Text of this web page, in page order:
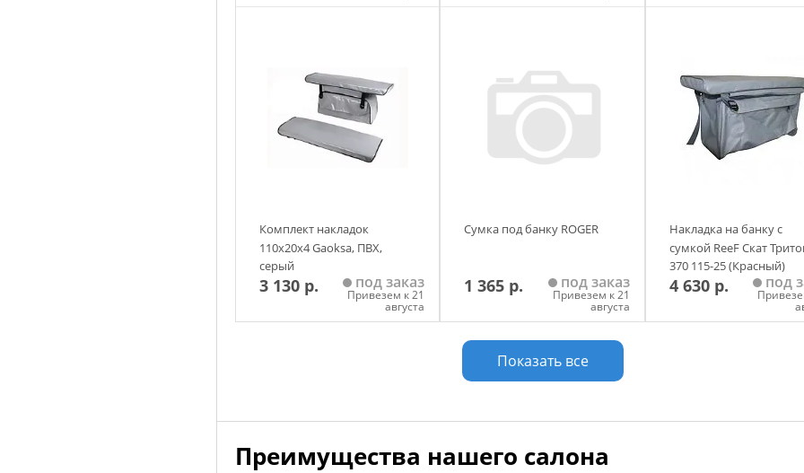
Комплект накладок
110х20х4 Gaoksa, ПВХ,
серый
3 130 р. под заказ
Привезем к 21
августа
Сумка под банку ROGER
1 365 р. под заказ
Привезем к 21
августа
Добавить в корзину
Накладка на банку с
сумкой ReeF Скат
370 115-25 (Красный)
4 630 р. под
Показать все
Преимущества нашего салона